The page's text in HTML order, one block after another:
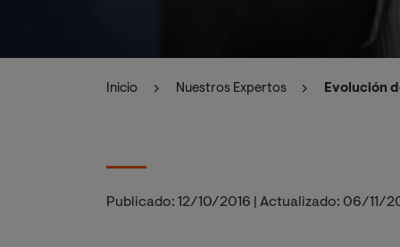
Inicio Nuestros Expertos Evolución
Publicado: 12/10/2016 Actualizado: 06/11/